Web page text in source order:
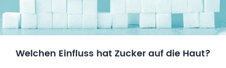
Welchen Einfluss hat Zucker auf die Haut?